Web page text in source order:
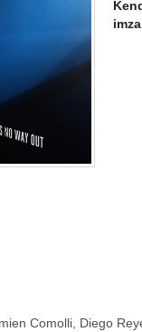
Comolli, Diego